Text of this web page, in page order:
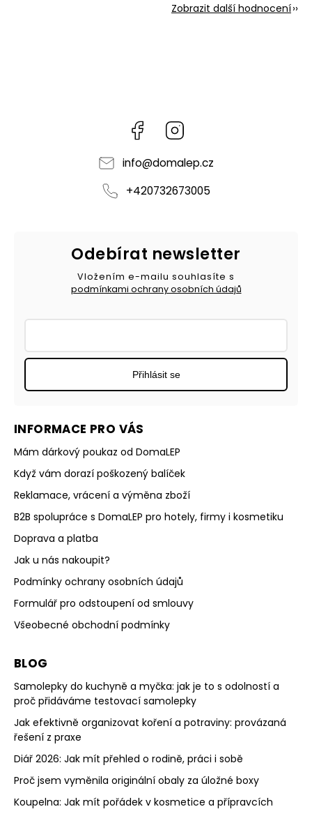
Zobrazit další hodnocení
Facebook
info@domalep.cz
+420732673005
INFORMACE PRO VÁS
Mám dárkový poukaz od DomaLEP
Když vám dorazí poškozený balíček
Reklamace, vrácení a výměna zboží
B2B spolupráce s DomaLEP pro hotely, firmy i kosmetiku
Doprava a platba
Jak u nás nakoupit?
Podmínky ochrany osobních údajů
Formulář pro odstoupení od smlouvy
Všeobecné obchodní podmínky
BLOG
Samolepky do kuchyně a myčka: jak je to s odolností a
proč přidáváme testovací samolepky
Jak efektivně organizovat koření a potraviny: provázaná
řešení z praxe
Diář 2026: Jak mít přehled o rodině, práci i sobě
Proč jsem vyměnila originální obaly za úložné boxy
Koupelna: Jak mít pořádek v kosmetice a přípravcích
Odebírat newsletter
Vložením e-mailu souhlasíte s
podmínkami ochrany osobních údajů
Přihlásit se